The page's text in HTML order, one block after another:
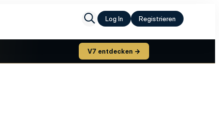
Log In Registrieren
V7 entdecken →